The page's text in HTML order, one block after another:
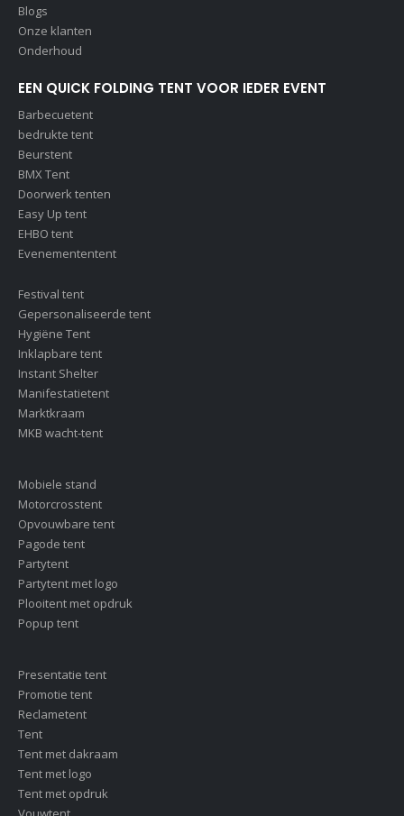
Blogs
Onze klanten
Onderhoud
EEN QUICK FOLDING TENT VOOR IEDER EVENT
Barbecuetent
bedrukte tent
Beurstent
BMX Tent
Doorwerk tenten
Easy Up tent
EHBO tent
Evenemententent
Festival tent
Gepersonaliseerde tent
Hygiëne Tent
Inklapbare tent
Instant Shelter
Manifestatietent
Marktkraam
MKB wacht-tent
Mobiele stand
Motorcrosstent
Opvouwbare tent
Pagode tent
Partytent
Partytent met logo
Plooitent met opdruk
Popup tent
Presentatie tent
Promotie tent
Reclametent
Tent
Tent met dakraam
Tent met logo
Tent met opdruk